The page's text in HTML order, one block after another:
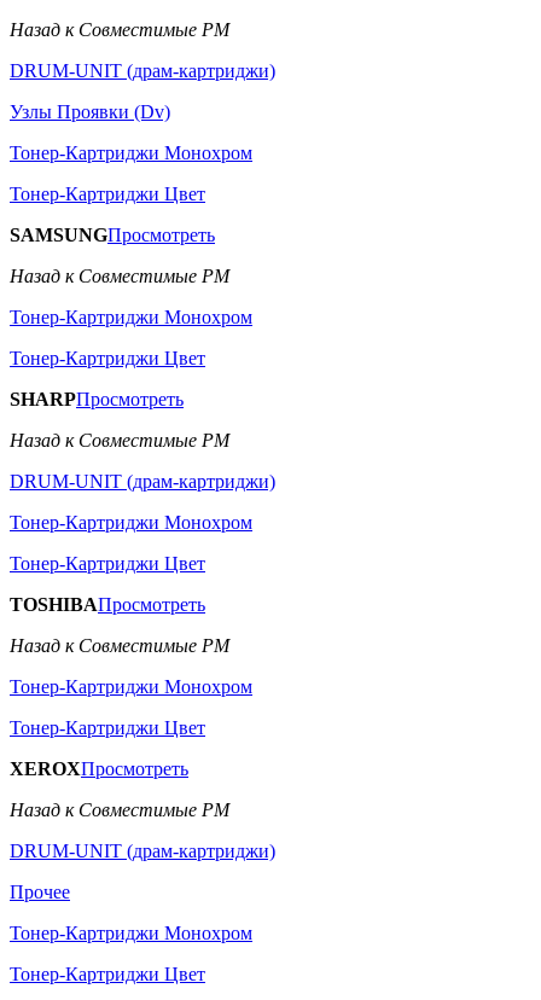
Назад к Совместимые РМ
DRUM-UNIT (драм-картриджи)
Узлы Проявки (Dv)
Тонер-Картриджи Монохром
Тонер-Картриджи Цвет
SAMSUNGПросмотреть
Назад к Совместимые РМ
Тонер-Картриджи Монохром
Тонер-Картриджи Цвет
SHARPПросмотреть
Назад к Совместимые РМ
DRUM-UNIT (драм-картриджи)
Тонер-Картриджи Монохром
Тонер-Картриджи Цвет
TOSHIBAПросмотреть
Назад к Совместимые РМ
Тонер-Картриджи Монохром
Тонер-Картриджи Цвет
XEROXПросмотреть
Назад к Совместимые РМ
DRUM-UNIT (драм-картриджи)
Прочее
Тонер-Картриджи Монохром
Тонер-Картриджи Цвет